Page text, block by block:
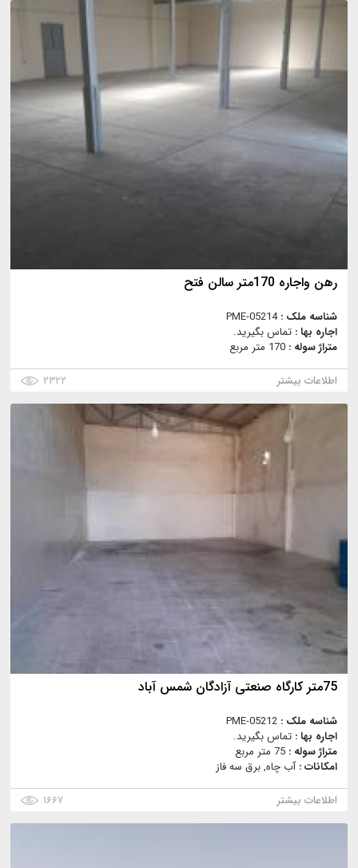
رهن واجاره 170متر سالن فتح
شناسه ملک :PME-05214
اجاره بها : تماس بگیرید.
متراژ سوله : 170 متر مربع
اطلاعات بیشتر
۲۳۲۲
75متر کارگاه صنعتی آزادگان شمس آباد
شناسه ملک : PME-05212
اجاره بها : تماس بگیرید.
متراژ سوله : 75 متر مربع
امکانات :آب چاه, برق سه فاز
اطلاعات بیشتر
۱۶۶۷